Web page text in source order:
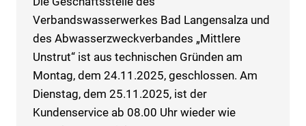
Verbandswasserwerkes Bad Langensalza und
des Abwasserzweckverbandes „Mittlere
Unstrut“ ist aus technischen Gründen am
Montag, dem 24.11.2025, geschlossen. Am
Dienstag, dem 25.11.2025, ist der
Kundenservice ab 08.00 Uhr wieder wie